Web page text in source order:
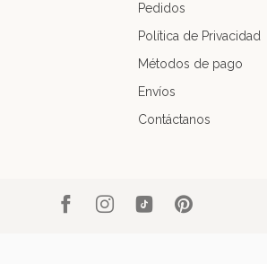
Pedidos
Política de Privacidad
Métodos de pago
Envíos
Contáctanos